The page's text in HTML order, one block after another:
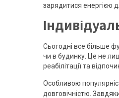
зарядитися енергією
Сьогодні все більше
чи в будинку. Це не
реабілітації та
Особливою
довговічністю.